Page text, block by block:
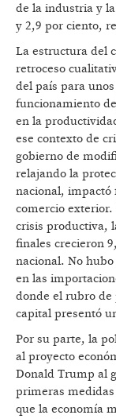
de la industria y
y 2,9 por ciento,
La estructura del
retroceso
del país para
funcionamiento
en la
ese contexto de
gobierno de
relajando la
nacional,
comercio
crisis productiva,
finales crecieron
nacional. No
en las
donde el rubro de
capital presentó
Por su parte, la
al proyecto
Donald Trump al
primeras
que la economía